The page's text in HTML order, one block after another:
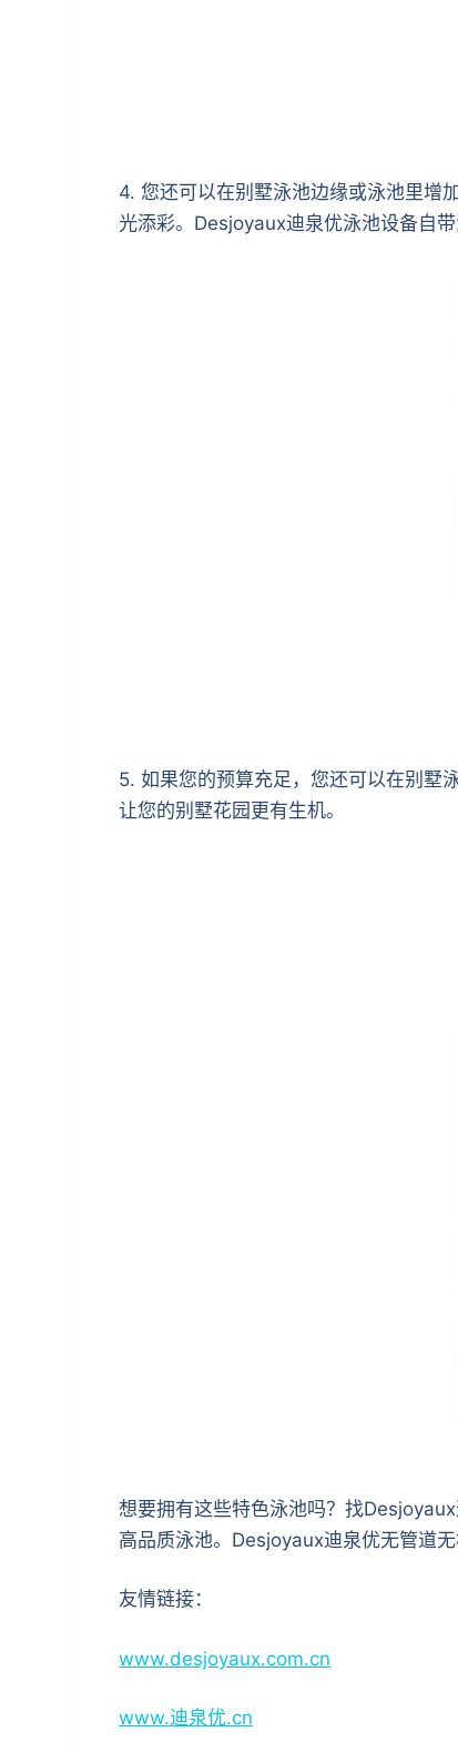
4. 您还可以在别墅泳池边缘或泳池里增
光添彩。Desjoyaux迪泉优泳池设备自
5. 如果您的预算充足，您还可以在别墅
让您的别墅花园更有生机。
想要拥有这些特色泳池吗？找
高品质泳池。Desjoyaux迪泉优无管道
友情链接：
www.desjoyaux.com.cn
www.迪泉优.cn